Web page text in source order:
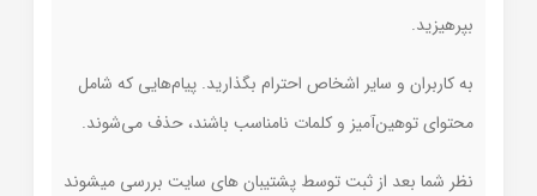
بپرهیزید.
به کاربران و سایر اشخاص احترام بگذارید. پیام‌هایی که شامل
محتوای توهین‌آمیز و کلمات نامناسب باشند، حذف می‌شوند.
نظر شما بعد از ثبت توسط پشتیبان های سایت بررسی میشوند